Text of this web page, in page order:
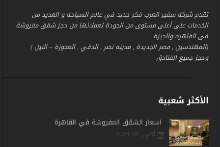
تقدم شركة سفير العرب فكر جديد في عالم السياحة و العديد من
الخدمات على أعلى مستوى من الجودة لعملائها من حجز شقق مفروشة
فى القاهرة والجيزة
(المهندسين , مصر الجديدة , مدينه نصر , الدقي , العجوزة – النيل )
وحجز جميع الفنادق
الأكثر شعبية
اسعار الشقق المفروشة في القاهرة
أكتوبر 01, 2024